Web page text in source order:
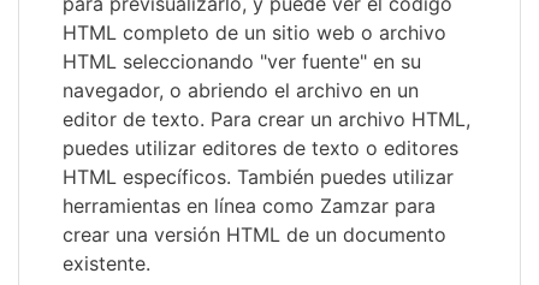
HTML completo de un sitio web o archivo
HTML seleccionando "ver fuente" en su
navegador, o abriendo el archivo en un
editor de texto. Para crear un archivo HTML,
puedes utilizar editores de texto o editores
HTML específicos. También puedes utilizar
herramientas en línea como Zamzar para
crear una versión HTML de un documento
existente.